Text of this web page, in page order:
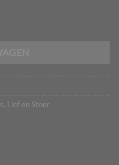
, Lief en Stoer